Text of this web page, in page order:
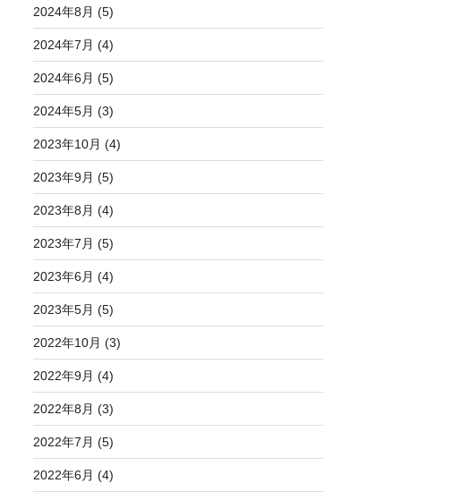
2024年8月 (5)
2024年7月 (4)
2024年6月 (5)
2024年5月 (3)
2023年10月 (4)
2023年9月 (5)
2023年8月 (4)
2023年7月 (5)
2023年6月 (4)
2023年5月 (5)
2022年10月 (3)
2022年9月 (4)
2022年8月 (3)
2022年7月 (5)
2022年6月 (4)